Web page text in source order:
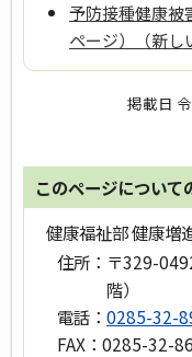
予防接種健康被
ページ）（新し
掲載日
このページについて
健康福祉部 健康増
住所： 〒329-
階）
電話： 0285-32-
FAX： 0285-32-